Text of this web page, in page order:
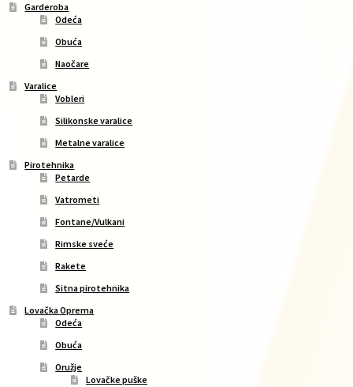
Garderoba
Odeća
Obuća
Naočare
Varalice
Vobleri
Silikonske varalice
Metalne varalice
Pirotehnika
Petarde
Vatrometi
Fontane/Vulkani
Rimske sveće
Rakete
Sitna pirotehnika
Lovačka Oprema
Odeća
Obuća
Oružje
Lovačke puške